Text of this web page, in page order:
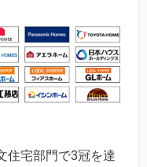
住宅部門で3冠を達